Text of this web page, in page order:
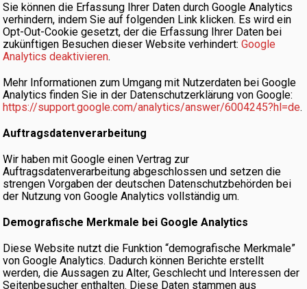
Sie können die Erfassung Ihrer Daten durch Google Analytics
verhindern, indem Sie auf folgenden Link klicken. Es wird ein
Opt-Out-Cookie gesetzt, der die Erfassung Ihrer Daten bei
zukünftigen Besuchen dieser Website verhindert:Google
Analytics deaktivieren.
Mehr Informationen zum Umgang mit Nutzerdaten bei Google
Analytics finden Sie in der Datenschutzerklärung von Google:
https://support.google.com/analytics/answer/6004245?hl=de.
Auftragsdatenverarbeitung
Wir haben mit Google einen Vertrag zur
Auftragsdatenverarbeitung abgeschlossen und setzen die
strengen Vorgaben der deutschen Datenschutzbehörden bei
der Nutzung von Google Analytics vollständig um.
Demografische Merkmale bei Google Analytics
Diese Website nutzt die Funktion “demografische Merkmale”
von Google Analytics. Dadurch können Berichte erstellt
werden, die Aussagen zu Alter, Geschlecht und Interessen der
Seitenbesucher enthalten. Diese Daten stammen aus